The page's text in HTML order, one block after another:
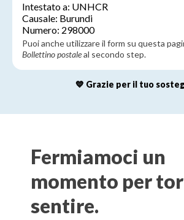
Intestato a: UNHCR
Causale: Burundi
Numero: 298000
Puoi anche utilizzare il form su questa
Bollettino postaleal secondo step.
💙 Grazie per il tuo
Fermiamoci​ un
momento per
sentire.